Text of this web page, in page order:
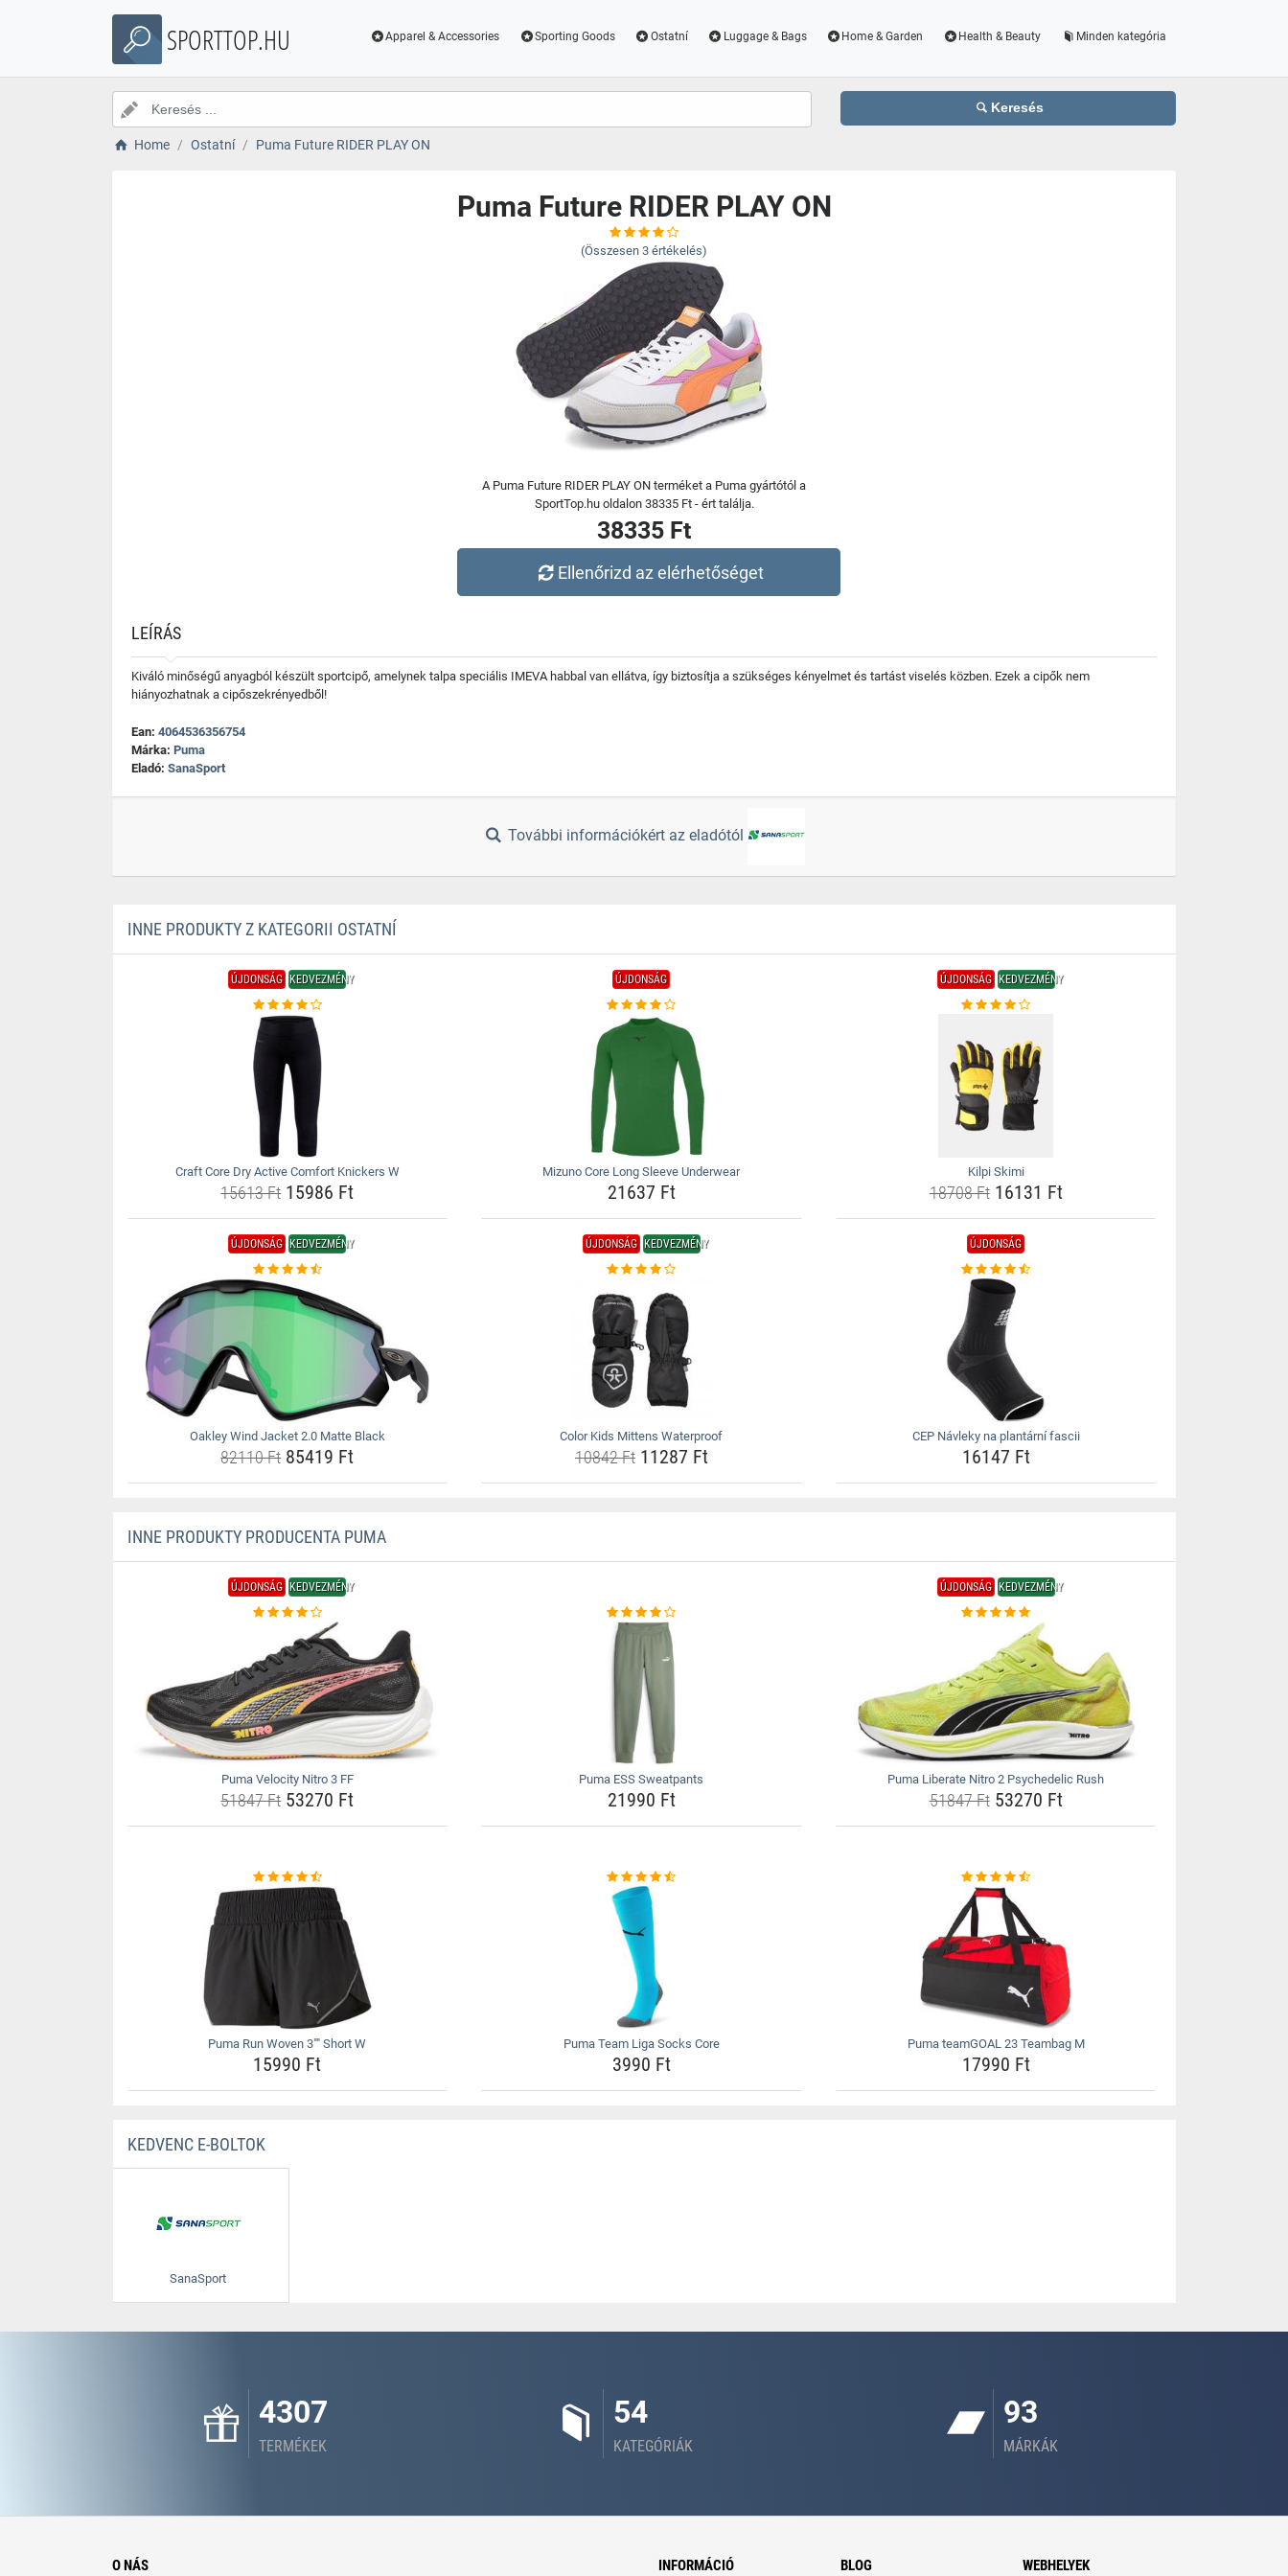
SPORTTOP.HU Apparel & Accessories Sporting Goods Ostatní Luggage & Bags Home & Garden Health & Beauty Minden kategória
Keresés
Home Ostatní Puma Future RIDER PLAY ON
Puma Future RIDER PLAY ON
(Összesen 3 értékelés)
A Puma Future RIDER PLAY ON terméket a Puma gyártótól a
SportTop.hu oldalon 38335 Ft - ért találja.
38335 Ft
Ellenőrizd az elérhetőséget
LEÍRÁS
Kiváló minőségű anyagból készült sportcipő, amelynek talpa speciális IMEVA habbal van ellátva, így biztosítja a szükséges kényelmet és tartást viselés közben. Ezek a cipők nem
hiányozhatnak a cipőszekrényedből!
Ean: 4064536356754
Márka: Puma
Eladó: SanaSport
További információkért az eladótól
INNE PRODUKTY Z KATEGORII OSTATNÍ
ÚJDONSÁG KEDVEZMÉNY
Craft Core Dry Active Comfort Knickers W
15613 Ft15986 Ft
ÚJDONSÁG
Mizuno Core Long Sleeve Underwear
21637 Ft
ÚJDONSÁG KEDVEZMÉNY
Kilpi Skimi
18708 Ft16131 Ft
ÚJDONSÁG KEDVEZMÉNY
Oakley Wind Jacket 2.0 Matte Black
82110 Ft85419 Ft
ÚJDONSÁG KEDVEZMÉNY
Color Kids Mittens Waterproof
10842 Ft11287 Ft
ÚJDONSÁG
CEP Návleky na plantární fascii
16147 Ft
INNE PRODUKTY PRODUCENTA PUMA
ÚJDONSÁG KEDVEZMÉNY
Puma Velocity Nitro 3 FF
51847 Ft53270 Ft
Puma ESS Sweatpants
21990 Ft
ÚJDONSÁG KEDVEZMÉNY
Puma Liberate Nitro 2 Psychedelic Rush
51847 Ft53270 Ft
Puma Run Woven 3"" Short W
15990 Ft
Puma Team Liga Socks Core
3990 Ft
Puma teamGOAL 23 Teambag M
17990 Ft
KEDVENC E-BOLTOK
SanaSport
4307
TERMÉKEK
54
KATEGÓRIÁK
93
MÁRKÁK
O NÁS INFORMÁCIÓ BLOG WEBHELYEK